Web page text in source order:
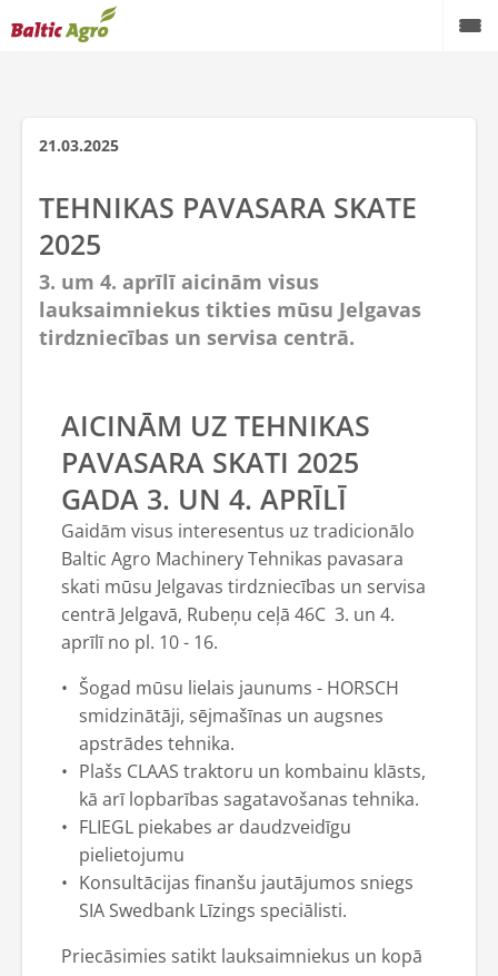
21.03.2025
TEHNIKAS PAVASARA SKATE
2025
3. um 4. aprīlī aicinām visus
lauksaimniekus tikties mūsu Jelgavas
tirdzniecības un servisa centrā.
AICINĀM UZ TEHNIKAS
PAVASARA SKATI 2025
GADA 3. UN 4. APRĪLĪ
Gaidām visus interesentus uz tradicionālo
Baltic Agro Machinery Tehnikas pavasara
skati mūsu Jelgavas tirdzniecības un servisa
centrā Jelgavā, Rubeņu ceļā 46C 3. un 4.
aprīlī no pl. 10 - 16.
Šogad mūsu lielais jaunums - HORSCH
smidzinātāji, sējmašīnas un augsnes
apstrādes tehnika.
Plašs CLAAS traktoru un kombainu klāsts,
kā arī lopbarības sagatavošanas tehnika.
FLIEGL piekabes ar daudzveidīgu
pielietojumu
Konsultācijas finanšu jautājumos sniegs
SIA Swedbank Līzings speciālisti.
Priecāsimies satikt lauksaimniekus un kopā